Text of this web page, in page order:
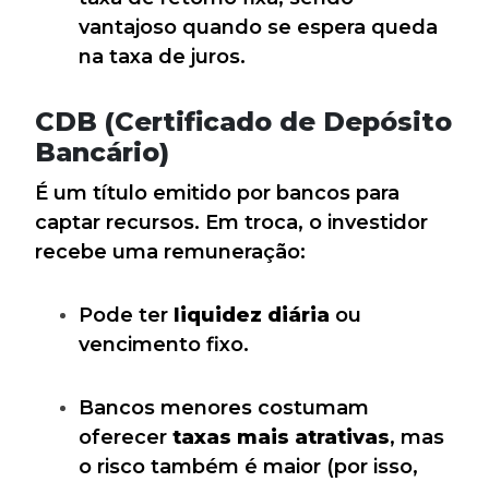
vantajoso quando se espera queda
na taxa de juros.
CDB (Certificado de Depósito
Bancário)
É um título emitido por bancos para
captar recursos. Em troca, o investidor
recebe uma remuneração:
Pode ter liquidez diária ou
vencimento fixo.
Bancos menores costumam
oferecer taxas mais atrativas, mas
o risco também é maior (por isso,